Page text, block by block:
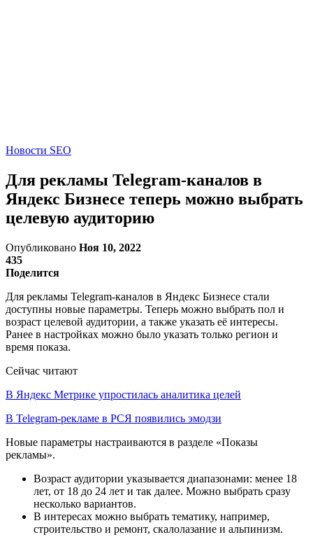
Новости SEO
Для рекламы Telegram-каналов в
Яндекс Бизнесе теперь можно выбрать
целевую аудиторию
Опубликовано Ноя 10, 2022
435
Поделится
Для рекламы Telegram-каналов в Яндекс Бизнесе стали
доступны новые параметры. Теперь можно выбрать пол и
возраст целевой аудитории, а также указать её интересы.
Ранее в настройках можно было указать только регион и
время показа.
Сейчас читают
В Яндекс Метрике упростилась аналитика целей
В Telegram-рекламе в РСЯ появились эмодзи
Новые параметры настраиваются в разделе «Показы
рекламы».
Возраст аудитории указывается диапазонами: менее 18
лет, от 18 до 24 лет и так далее. Можно выбрать сразу
несколько вариантов.
В интересах можно выбрать тематику, например,
строительство и ремонт, скалолазание и альпинизм.